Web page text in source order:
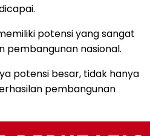
potensi yang sangat
pembangunan nasional.
potensi besar, tidak hanya
pembangunan